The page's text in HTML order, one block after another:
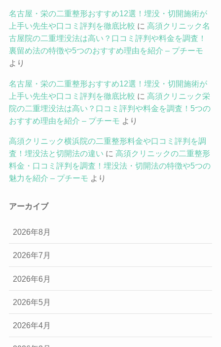
名古屋・栄の二重整形おすすめ12選！埋没・切開施術が
上手い先生や口コミ評判を徹底比較 に 高須クリニック名
古屋院の二重埋没法は高い？口コミ評判や料金を調査！
裏留め法の特徴や5つのおすすめ理由を紹介 – プチーモ
より
名古屋・栄の二重整形おすすめ12選！埋没・切開施術が
上手い先生や口コミ評判を徹底比較 に 高須クリニック栄
院の二重埋没法は高い？口コミ評判や料金を調査！5つの
おすすめ理由を紹介 – プチーモ より
高須クリニック横浜院の二重整形料金や口コミ評判を調
査！埋没法と切開法の違い に 高須クリニックの二重整形
料金・口コミ評判を調査！埋没法・切開法の特徴や5つの
魅力を紹介 – プチーモ より
アーカイブ
2026年8月
2026年7月
2026年6月
2026年5月
2026年4月